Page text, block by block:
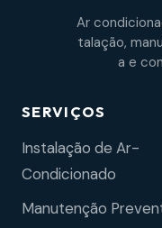
Ar
talação,
a e
SERVIÇOS
Instalação de Ar-
Condicionado
Manutenção